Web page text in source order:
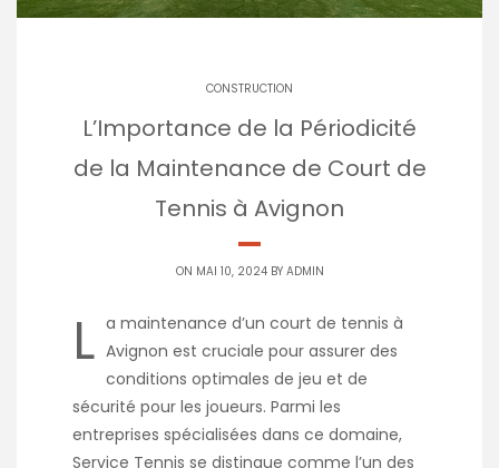
CONSTRUCTION
L’Importance de la Périodicité
de la Maintenance de Court de
Tennis à Avignon
ON MAI 10, 2024 BY ADMIN
L a maintenance d’un court de tennis à
Avignon est cruciale pour assurer des
conditions optimales de jeu et de
sécurité pour les joueurs. Parmi les
entreprises spécialisées dans ce domaine,
Service Tennis se distingue comme l’un des